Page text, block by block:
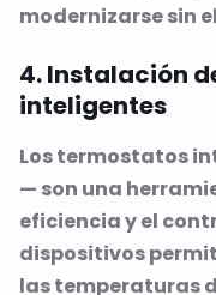
modernizarse sin
4. Instalación
inteligentes
Los termostatos
— son una
eficiencia y el
dispositivos
las temperaturas